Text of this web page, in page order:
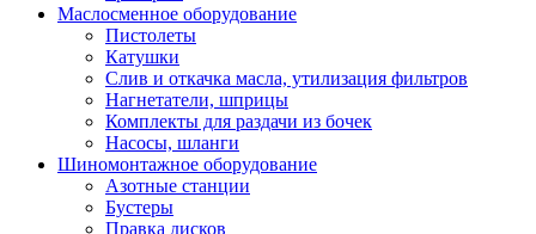
Маслосменное оборудование
Пистолеты
Катушки
Слив и откачка масла, утилизация фильтров
Нагнетатели, шприцы
Комплекты для раздачи из бочек
Насосы, шланги
Шиномонтажное оборудование
Азотные станции
Бустеры
Правка дисков